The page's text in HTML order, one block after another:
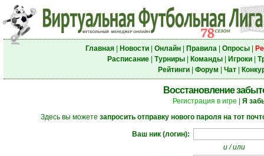
Главная| Новости| Онлайн| Правила| Опросы|
Расписание| Турниры| Команды| Игроки|
Рейтинги| Форум Чат|
Восстановление
Регистрация в игре
Я
Здесь вы можете запросить отправку нового пароля на тот
Ваш ник (логин):
и / или